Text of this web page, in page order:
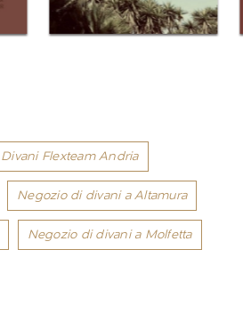
Divani Flexteam Andria
Negozio di divani a Altamura
Negozio di divani a Molfetta